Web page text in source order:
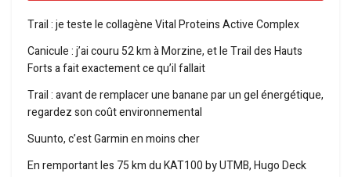
Trail : je teste le collagène Vital Proteins Active Complex
Canicule : j’ai couru 52 km à Morzine, et le Trail des Hauts
Forts a fait exactement ce qu’il fallait
Trail : avant de remplacer une banane par un gel énergétique,
regardez son coût environnemental
Suunto, c’est Garmin en moins cher
En remportant les 75 km du KAT100 by UTMB, Hugo Deck